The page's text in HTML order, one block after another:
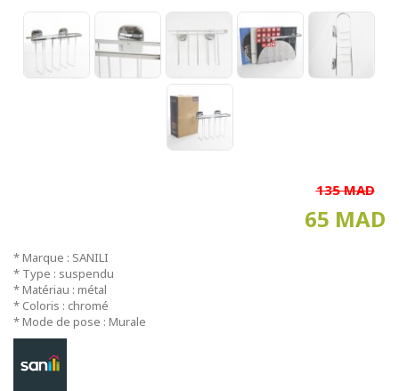
135 MAD
65 MAD
* Marque : SANILI
* Type : suspendu
* Matériau : métal
* Coloris : chromé
* Mode de pose : Murale